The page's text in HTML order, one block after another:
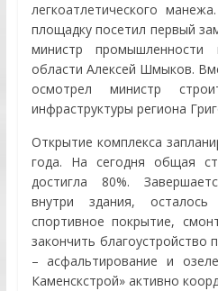
легкоатлетического
площадку посетил первый
министр промышленности
области Алексей Шмыков.
осмотрел министр
инфраструктуры региона
Открытие комплекса
года. На сегодня общая
достигла 80%.
внутри здания,
спортивное покрытие,
закончить благоустройство
– асфальтирование и
Каменскстрой» активно